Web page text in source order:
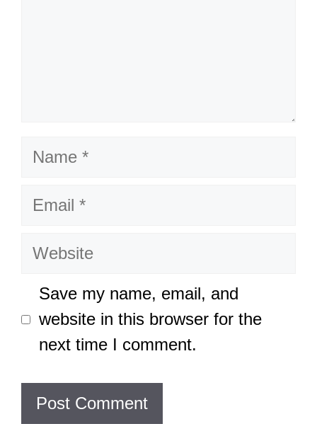
Name
Email
Website
Save my name, email, and
website in this browser for the
next time I comment.